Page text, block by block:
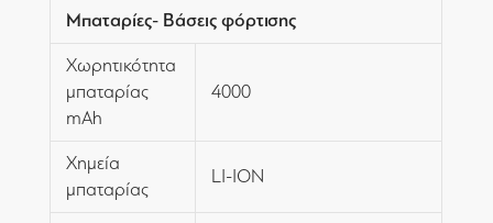
Μπαταρίες- Βάσεις φόρτισης
Χωρητικότητα
μπαταρίας
mAh
4000
Χημεία
μπαταρίας
LI-ION